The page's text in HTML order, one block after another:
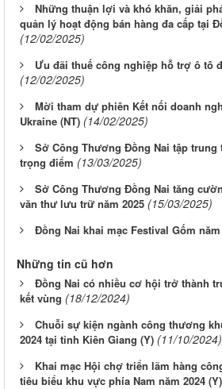
Những thuận lợi và khó khăn, giải
quản lý hoạt động bán hàng đa cấp tại
(12/02/2025)
Ưu đãi thuế công nghiệp hỗ trợ ô tô
(12/02/2025)
Mời tham dự phiên Kết nối doanh
Ukraine (NT) (14/02/2025)
Sở Công Thương Đồng Nai tập trung
trọng điểm (13/03/2025)
Sở Công Thương Đồng Nai tăng
văn thư lưu trữ năm 2025 (15/03/2025)
Đồng Nai khai mạc Festival Gốm năm
Những tin cũ hơn
Đồng Nai có nhiều cơ hội trở thành
kết vùng (18/12/2024)
Chuỗi sự kiện ngành công thương
2024 tại tỉnh Kiên Giang (Y) (11/10/2024)
Khai mạc Hội chợ triển lãm hàng
tiêu biểu khu vực phía Nam năm 2024 (Y)